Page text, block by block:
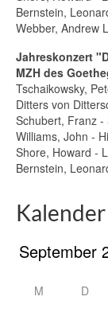
Bernstein,
Webber, Andrew
Jahreskonzert
MZH des
Tschaikowsky,
Ditters von
Schubert, Franz -
Williams, John -
Shore, Howard -
Bernstein,
Kalender
M D